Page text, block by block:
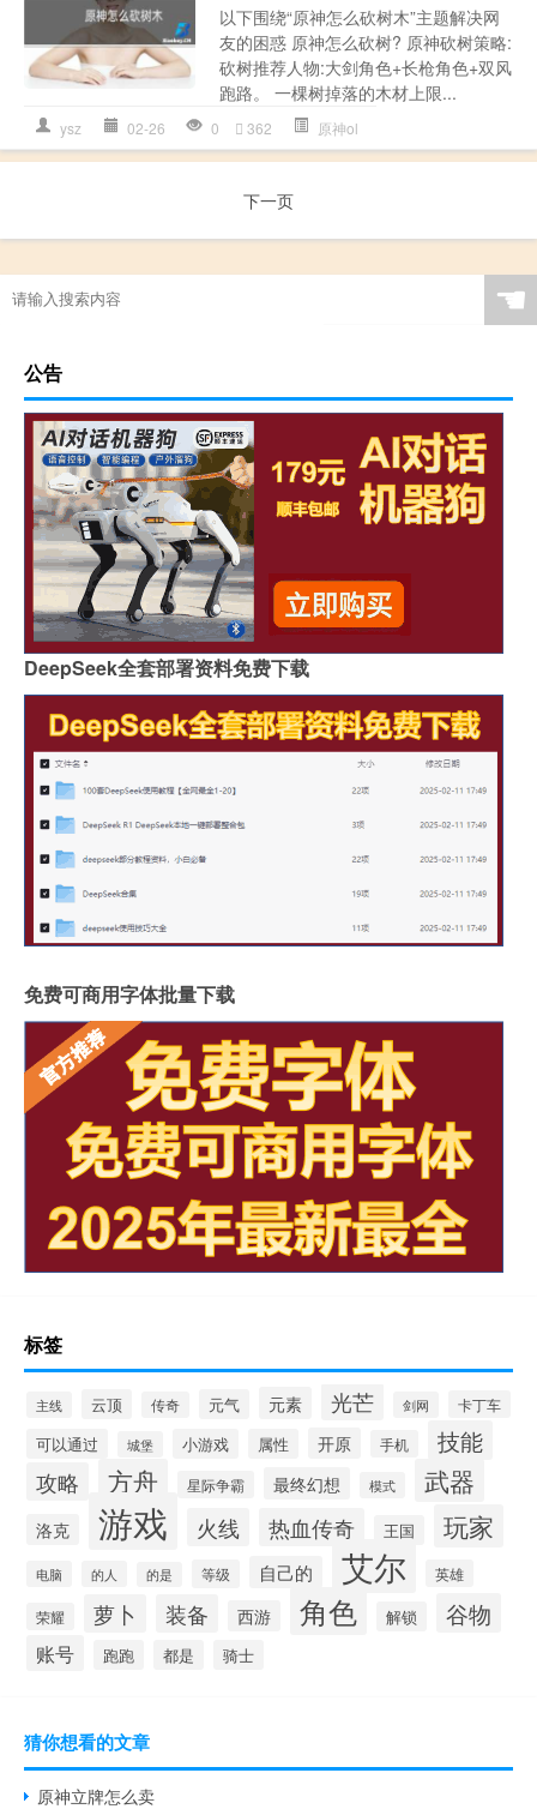
以下围绕“原神怎么砍树木”主题解决网
友的困惑 原神怎么砍树? 原神砍树策略:
砍树推荐人物:大剑角色+长枪角色+双风
跑路。 一棵树掉落的木材上限...
ysz 02-26 0 362 原神ol
下一页
☚
公告
DeepSeek全套部署资料免费下载
免费可商用字体批量下载
标签
主线 云顶 传奇 元气 元素 光芒 剑网 卡丁车
可以通过 城堡 小游戏 属性 开原 手机 技能
攻略 方舟 星际争霸 最终幻想 模式 武器
洛克 游戏 火线 热血传奇 王国 玩家
电脑 的人 的是 等级 自己的 艾尔 英雄
荣耀 萝卜 装备 西游 角色 解锁 谷物
账号 跑跑 都是 骑士
猜你想看的文章
原神立牌怎么卖